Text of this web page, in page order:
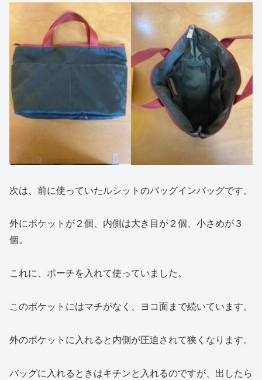
次は、前に使っていたルシットのバッグインバッグです。
外にポケットが２個、内側は大き目が２個、小さめが３
個。
これに、ポーチを入れて使っていました。
このポケットにはマチがなく、ヨコ面まで続いています。
外のポケットに入れると内側が圧迫されて狭くなります。
バッグに入れるときはキチンと入れるのですが、出したら